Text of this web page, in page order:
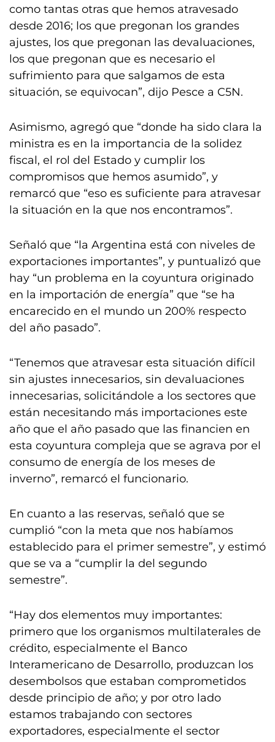
como tantas otras que hemos atravesado
desde 2016; los que pregonan los grandes
ajustes, los que pregonan las devaluaciones,
los que pregonan que es necesario el
sufrimiento para que salgamos de esta
situación, se equivocan”, dijo Pesce a C5N.
Asimismo, agregó que “donde ha sido clara la
ministra es en la importancia de la solidez
fiscal, el rol del Estado y cumplir los
compromisos que hemos asumido”, y
remarcó que “eso es suficiente para atravesar
la situación en la que nos encontramos”.
Señaló que “la Argentina está con niveles de
exportaciones importantes”, y puntualizó que
hay “un problema en la coyuntura originado
en la importación de energía” que “se ha
encarecido en el mundo un 200% respecto
del año pasado”.
“Tenemos que atravesar esta situación difícil
sin ajustes innecesarios, sin devaluaciones
innecesarias, solicitándole a los sectores que
están necesitando más importaciones este
año que el año pasado que las financien en
esta coyuntura compleja que se agrava por el
consumo de energía de los meses de
inverno”, remarcó el funcionario.
En cuanto a las reservas, señaló que se
cumplió “con la meta que nos habíamos
establecido para el primer semestre”, y estimó
que se va a “cumplir la del segundo
semestre”.
“Hay dos elementos muy importantes:
primero que los organismos multilaterales de
crédito, especialmente el Banco
Interamericano de Desarrollo, produzcan los
desembolsos que estaban comprometidos
desde principio de año; y por otro lado
estamos trabajando con sectores
exportadores, especialmente el sector